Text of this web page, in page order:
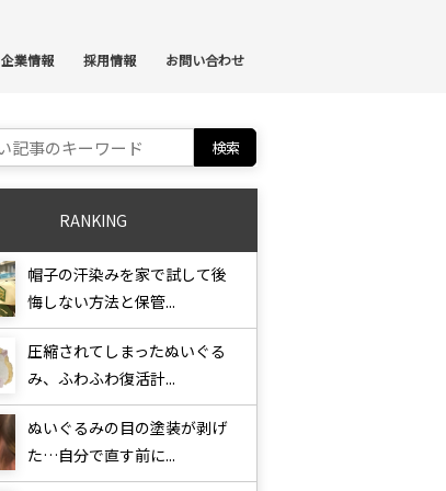
企業情報 採用情報 お問い合わせ
RANKING
帽子の汗染みを家で試して後
悔しない方法と保管...
圧縮されてしまったぬいぐる
み、ふわふわ復活計...
ぬいぐるみの目の塗装が剥げ
た…自分で直す前に...